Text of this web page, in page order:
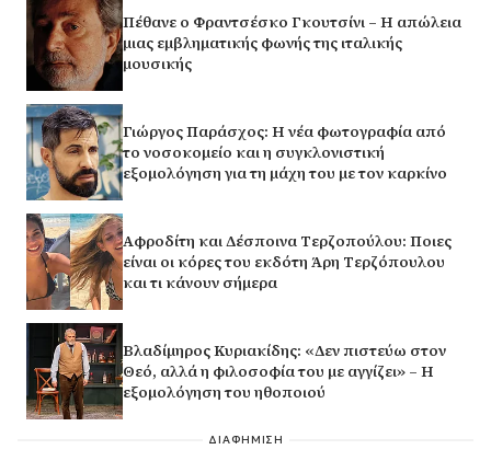
Πέθανε ο Φραντσέσκο Γκουτσίνι – Η απώλεια
μιας εμβληματικής φωνής της ιταλικής
μουσικής
Γιώργος Παράσχος: Η νέα φωτογραφία από
το νοσοκομείο και η συγκλονιστική
εξομολόγηση για τη μάχη του με τον καρκίνο
Αφροδίτη και Δέσποινα Τερζοπούλου: Ποιες
είναι οι κόρες του εκδότη Άρη Τερζόπουλου
και τι κάνουν σήμερα
Βλαδίμηρος Κυριακίδης: «Δεν πιστεύω στον
Θεό, αλλά η φιλοσοφία του με αγγίζει» – Η
εξομολόγηση του ηθοποιού
ΔΙΑΦΗΜΙΣΗ